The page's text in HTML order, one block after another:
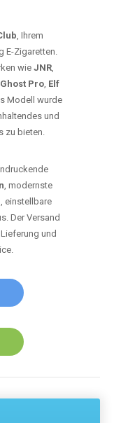
, Ihrem
E-Zigaretten.
wie JNR,
Ghost Pro, Elf
Modell wurde
und
zu bieten.
, modernste
einstellbare
Der Versand
und